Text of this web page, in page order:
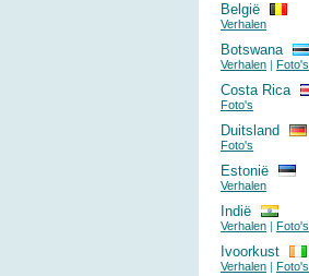
België
Verhalen
Botswana
Verhalen | Foto's
Costa Rica
Foto's
Duitsland
Foto's
Estonië
Verhalen
Indië
Verhalen | Foto's
Ivoorkust
Verhalen | Foto's